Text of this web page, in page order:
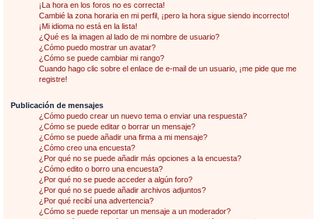
¡La hora en los foros no es correcta!
Cambié la zona horaria en mi perfil, ¡pero la hora sigue siendo incorrecto!
¡Mi idioma no está en la lista!
¿Qué es la imagen al lado de mi nombre de usuario?
¿Cómo puedo mostrar un avatar?
¿Cómo se puede cambiar mi rango?
Cuando hago clic sobre el enlace de e-mail de un usuario, ¡me pide que me
registre!
Publicación de mensajes
¿Cómo puedo crear un nuevo tema o enviar una respuesta?
¿Cómo se puede editar o borrar un mensaje?
¿Cómo se puede añadir una firma a mi mensaje?
¿Cómo creo una encuesta?
¿Por qué no se puede añadir más opciones a la encuesta?
¿Cómo edito o borro una encuesta?
¿Por qué no se puede acceder a algún foro?
¿Por qué no se puede añadir archivos adjuntos?
¿Por qué recibí una advertencia?
¿Cómo se puede reportar un mensaje a un moderador?